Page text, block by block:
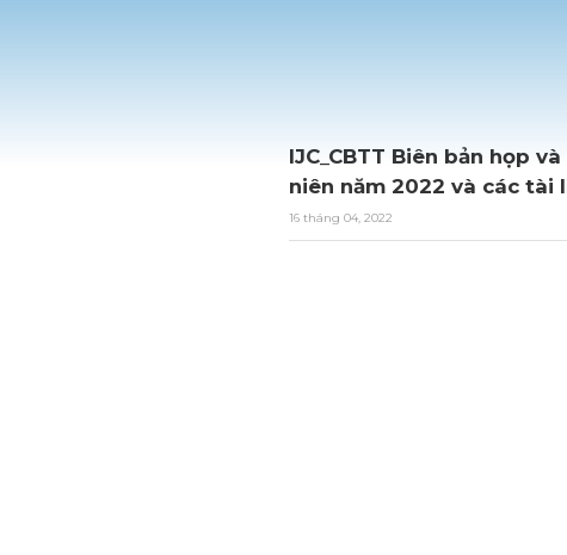
IJC_CBTT Biên bản họp
niên năm 2022 và các tài
16 tháng 04, 2022